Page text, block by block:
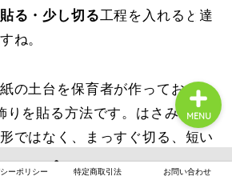
る・少し切る工程を入れると達
ね。
の土台を保育者が作っておき、
りを貼る方法です。はさみを使
ではなく、まっすぐ切る、短い
角を切るくらいにすると取り組
ーポリシー 特定商取引法 お問い合わせ
MENU
保育士転職